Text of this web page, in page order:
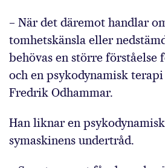
– När det däremot handlar
tomhetskänsla eller
behövas en större förståelse
och en psykodynamisk terapi
Fredrik Odhammar.
Han liknar en
symaskinens undertråd.